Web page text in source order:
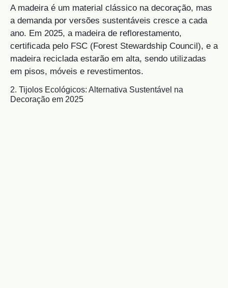
A madeira é um material clássico na decoração, mas
a demanda por versões sustentáveis cresce a cada
ano. Em 2025, a madeira de reflorestamento,
certificada pelo FSC (Forest Stewardship Council), e a
madeira reciclada estarão em alta, sendo utilizadas
em pisos, móveis e revestimentos.
2. Tijolos Ecológicos: Alternativa Sustentável na
Decoração em 2025